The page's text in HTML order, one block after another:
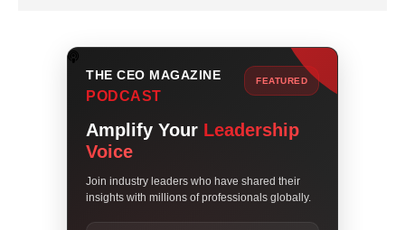
THE CEO MAGAZINE
PODCAST
FEATURED
Amplify Your Leadership
Voice
Join industry leaders who have shared their
insights with millions of professionals globally.